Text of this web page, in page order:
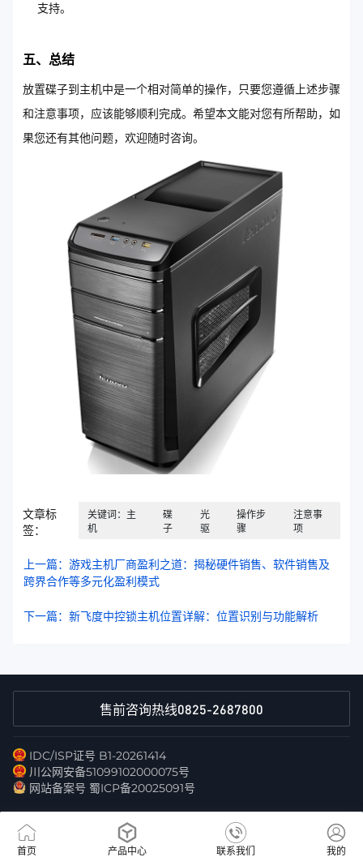
支持。
五、总结
放置碟子到主机中是一个相对简单的操作，只要您遵循上述步骤
和注意事项，应该能够顺利完成。希望本文能对您有所帮助，如
果您还有其他问题，欢迎随时咨询。
文章标
签：
关键词：主
机
碟
子
光
驱
操作步
骤
注意事
项
上一篇：游戏主机厂商盈利之道：揭秘硬件销售、软件销售及
跨界合作等多元化盈利模式
下一篇：新飞度中控锁主机位置详解：位置识别与功能解析
售前咨询热线0825-2687800
IDC/ISP证号 B1-20261414
川公网安备51099102000075号
网站备案号 蜀ICP备20025091号
首页 产品中心 联系我们 我的